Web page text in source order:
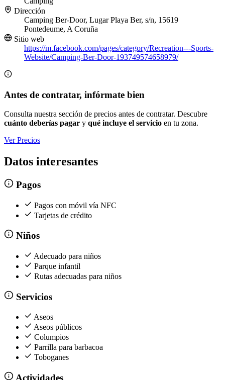
Dirección
Camping Ber-Door, Lugar Playa Ber, s/n, 15619
Pontedeume, A Coruña
Sitio web
https://m.facebook.com/pages/category/Recreation---Sports-
Website/Camping-Ber-Door-193749574658979/
Antes de contratar, infórmate bien
Consulta nuestra sección de precios antes de contratar. Descubre
cuánto deberías pagar y qué incluye el servicio en tu zona.
Ver Precios
Datos interesantes
Pagos
Pagos con móvil vía NFC
Tarjetas de crédito
Niños
Adecuado para niños
Parque infantil
Rutas adecuadas para niños
Servicios
Aseos
Aseos públicos
Columpios
Parrilla para barbacoa
Toboganes
Actividades